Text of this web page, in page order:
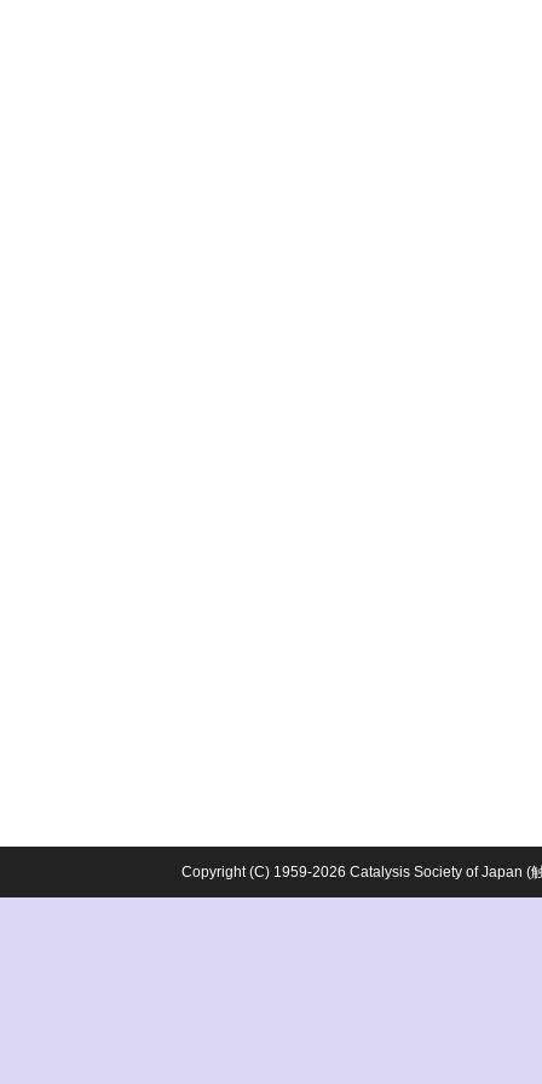
Copyright (C) 1959-2026 Catalysis Society of Japan (